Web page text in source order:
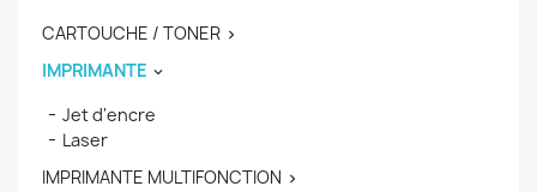
CARTOUCHE / TONER 
IMPRIMANTE 
Jet d'encre
Laser
IMPRIMANTE MULTIFONCTION 